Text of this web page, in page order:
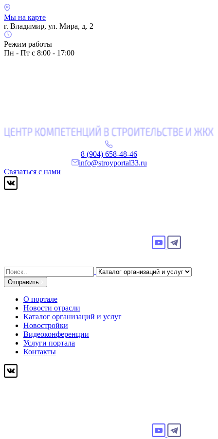
Мы на карте
г. Владимир, ул. Мира, д. 2
Режим работы
Пн - Пт с 8:00 - 17:00
8 (904) 658-48-46
info@stroyportal33.ru
Связаться с нами
Search
for:
Отправить
О портале
Новости отрасли
Каталог организаций и услуг
Новостройки
Видеоконференции
Услуги портала
Контакты